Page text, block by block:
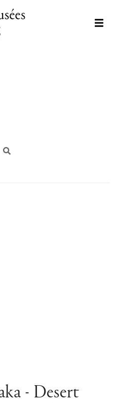
Aller
au
FR
- Desert